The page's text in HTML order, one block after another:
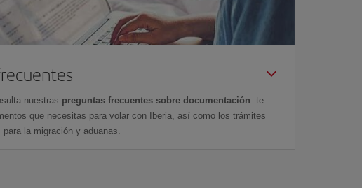
nuestras preguntas frecuentes sobre documentación: te
que necesitas para volar con Iberia, así como los trámites
la migración y aduanas.